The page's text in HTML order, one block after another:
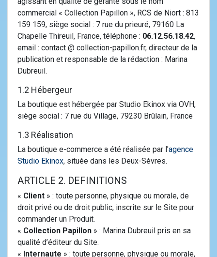
commercial « Collection Papillon », RCS de Niort : 813
159 159, siège social : 7 rue du prieuré, 79160 La
Chapelle Thireuil, France, téléphone : 06.12.56.18.42,
email : contact @ collection-papillon.fr, directeur de la
publication et responsable de la rédaction : Marina
Dubreuil.
1.2 Hébergeur
La boutique est hébergée par Studio Ekinox via OVH,
siège social : 7 rue du Village, 79230 Brûlain, France
1.3 Réalisation
La boutique e-commerce a été réalisée par l'agence
Studio Ekinox, située dans les Deux-Sèvres.
ARTICLE 2. DEFINITIONS
« Client » : toute personne, physique ou morale, de
droit privé ou de droit public, inscrite sur le Site pour
commander un Produit.
« Collection Papillon » : Marina Dubreuil pris en sa
qualité d’éditeur du Site.
« Internaute » : toute personne, physique ou morale,